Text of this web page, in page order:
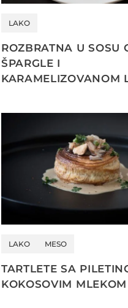
LAKO
ROZBRATNA U SOSU
ŠPARGLE I
KARAMELIZOVANOM
LAKO MESO
TARTLETE SA
KOKOSOVIM MLEKOM